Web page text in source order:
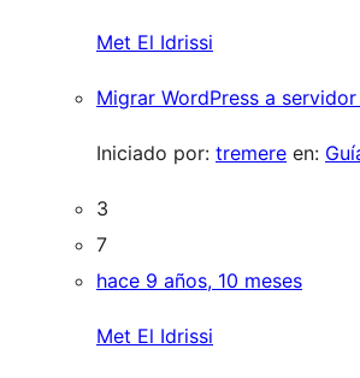
Met El Idrissi
Migrar WordPress a
Iniciado por: tremere en:
3
7
hace 9 años, 10 meses
Met El Idrissi